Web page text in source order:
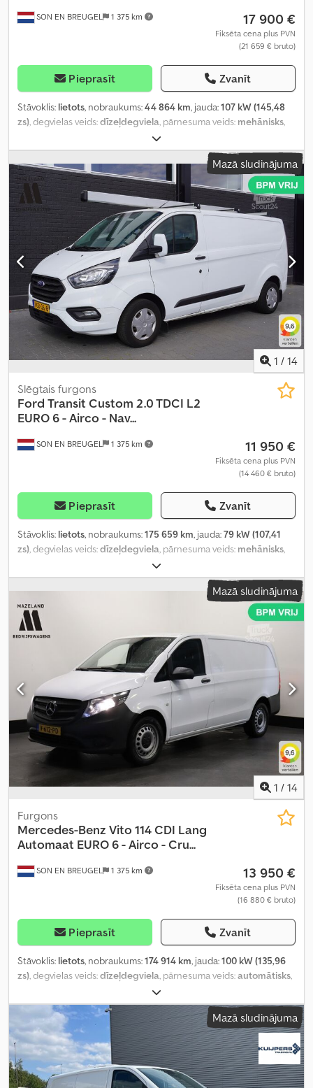
SON EN BREUGEL 1 375 km 17 900 €
Fiksēta cena plus PVN
(21 659 € bruto)
Pieprasīt Zvanīt
Stāvoklis: lietots, nobraukums:44 864 km, jauda:107 kW (145,48
zs), degvielas veids:dīzeļdegviela, pārnesuma veids: mehānisks,
, riteņu bāze:
09/2023, degvielas tvertnes tilpums:70 l, CO₂ izmeši:199 g/km,
emisijas klase:Euro 6, krāsa:balts, sēdvietu skaits:3, iepriekšējo
īpašnieku skaits: , Ražošanas gads:2023 , Aprīkojums:
ABS, borta
dators, bīdāmās durvis, centrālā atslēga, elektroniskā
stabilitātes programma (ESP), gaisa kondicionēšana, gaisa
spilvens, imobilaizersistēma, navigācijas sistēma, stāvvietas
sensori, stūres pastiprinātājs,
Mazā sludinājuma
1 / 14
SON EN BREUGEL 1 375 km
Slēgtais furgons
Ford Transit Custom 2.0 TDCI L2
EURO 6 - Airco - Nav...
11 950 €
Fiksēta cena plus PVN
(14 460 € bruto)
Pieprasīt Zvanīt
Stāvoklis: lietots, nobraukums:175 659 km, jauda:79 kW (107,41
zs), degvielas veids:dīzeļdegviela, pārnesuma veids: mehānisks,
, riteņu bāze:
06/2020, degvielas tvertnes tilpums:80 l, CO₂ izmeši:193 g/km,
emisijas klase:
, sēdvietu skaits:3, iepriekšējo
īpašnieku skaits:
ABS, borta
dators, bīdāmās durvis, centrālā atslēga, elektroniskā
stabilitātes programma (ESP), gaisa kondicionēšana,
imobilaizersistēma, miglas lukturi, navigācijas sistēma,
stāvvietas sensori, stūres pastiprinātājs, vilces kontroles sistēma
Mazā sludinājuma
1 / 14
SON EN BREUGEL 1 375 km
Furgons
Mercedes-Benz Vito 114 CDI Lang
Automaat EURO 6 - Airco - Cru...
13 950 €
Fiksēta cena plus PVN
(16 880 € bruto)
Pieprasīt Zvanīt
Stāvoklis: lietots, nobraukums:174 914 km, jauda:100 kW (135,96
zs), degvielas veids:dīzeļdegviela, pārnesuma veids:automātisks,
, riteņu bāze:
09/2018, degvielas tvertnes tilpums:72 l, CO₂ izmeši:158 g/km,
emisijas klase:
Euro 6 , krāsa: balts , sēdvietu skaits:3, iepriekšējo
īpašnieku skaits:
, Ražošanas gads: 2018, Aprīkojums:ABS,
bīdāmās durvis, centrālā atslēga, elektroniskā stabilitātes
programma (ESP), gaisa spilvens, imobilaizersistēma, kruīza
kontrole, vilces kontroles sistēma,
Mazā sludinājuma